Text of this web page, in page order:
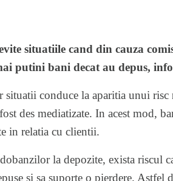
situatiile cand din cauza
putini bani decat au depus,
situatii conduce la aparitia unui
des mediatizate. In acest mod,
in relatia cu clientii.
la depozite, exista riscul
si sa suporte o pierdere. Astfel